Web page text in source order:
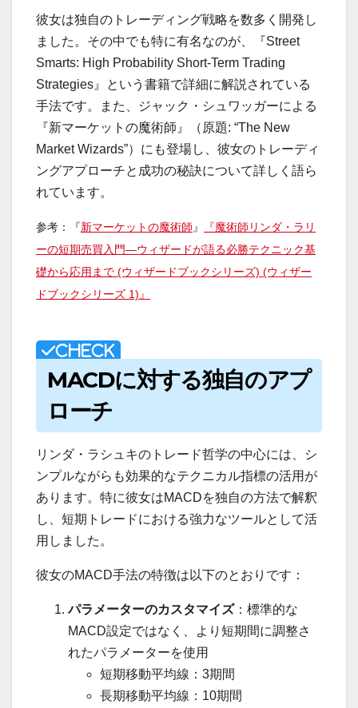
彼女は独自のトレーディング戦略を数多く開発し
ました。その中でも特に有名なのが、『Street
Smarts: High Probability Short-Term Trading
Strategies』という書籍で詳細に解説されている
手法です。また、ジャック・シュワッガーによる
『新マーケットの魔術師』（原題: “The New
Market Wizards”）にも登場し、彼女のトレーディ
ングアプローチと成功の秘訣について詳しく語ら
れています。
参考：『新マーケットの魔術師』
『魔術師リンダ・ラリ
ーの短期売買入門―ウィザードが語る必勝テクニック基
礎から応用まで (ウィザードブックシリーズ) (ウィザー
ドブックシリーズ 1)』
MACDに対する独自のアプ
ローチ
リンダ・ラシュキのトレード哲学の中心には、シ
ンプルながらも効果的なテクニカル指標の活用が
あります。特に彼女はMACDを独自の方法で解釈
し、短期トレードにおける強力なツールとして活
用しました。
彼女のMACD手法の特徴は以下のとおりです：
パラメーターのカスタマイズ ：標準的な
MACD設定ではなく、より短期間に調整さ
れたパラメーターを使用
短期移動平均線：3期間
長期移動平均線：10期間